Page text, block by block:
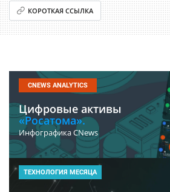
КОРОТКАЯ ССЫЛКА
CNEWS ANALYTICS
Цифровые активы
«Росатома».
Инфографика CNews
ТЕХНОЛОГИЯ МЕСЯЦА